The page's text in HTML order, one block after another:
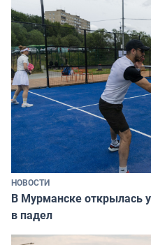
НОВОСТИ
В Мурманске открылась
в падел